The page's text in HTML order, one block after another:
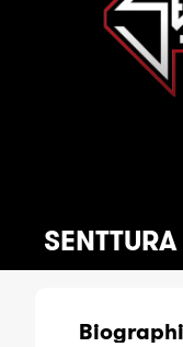
SENTTURA